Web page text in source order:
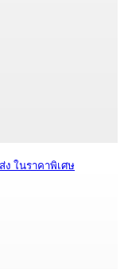
ง ในราคาพิเศษ